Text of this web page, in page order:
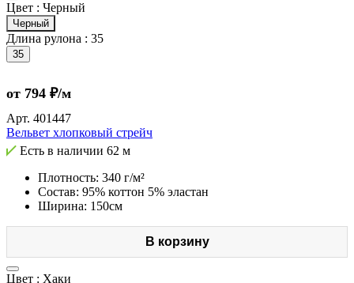
Цвет : Черный
Черный
Длина рулона : 35
35
от 794 ₽/м
Арт. 401447
Вельвет хлопковый стрейч
Есть в наличии 62 м
Плотность: 340 г/м²
Состав: 95% коттон 5% эластан
Ширина: 150см
В корзину
Цвет : Хаки